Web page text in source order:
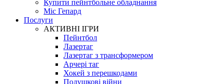
Купити пейнтбольне обладнання
Міс Гепард
Послуги
АКТИВНІ ІГРИ
Пейнтбол
Лазертаг
Лазертаг з трансформером
Арчері таг
Хокей з перешкодами
Подушкові війни